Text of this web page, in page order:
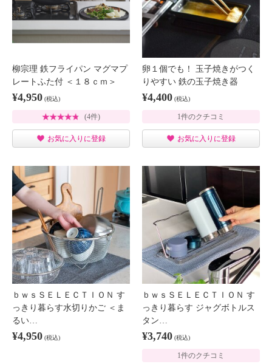
柳宗理 鉄フライパン マグマプ
レートふた付 ＜１８ｃｍ＞
¥4,950 (税込)
(4件)
お気に入りに登録
卵１個でも！ 玉子焼きがつく
りやすい 鉄の玉子焼き器
¥4,400 (税込)
1件のクチコミ
お気に入りに登録
ｂｗｓＳＥＬＥＣＴＩＯＮ す
っきり暮らす水切りかご ＜ま
るい…
¥4,950 (税込)
ｂｗｓＳＥＬＥＣＴＩＯＮ す
っきり暮らす ジャグボトルス
タン…
¥3,740 (税込)
1件のクチコミ